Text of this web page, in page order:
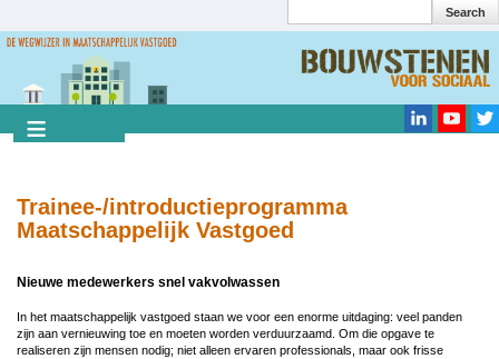
naar
gaan
Search
Trainee-/introductieprogramma
Maatschappelijk Vastgoed
Nieuwe medewerkers snel vakvolwassen
In het maatschappelijk vastgoed staan we voor een enorme uitdaging: veel panden
zijn aan vernieuwing toe en moeten worden verduurzaamd. Om die opgave te
realiseren zijn mensen nodig; niet alleen ervaren professionals, maar ook frisse